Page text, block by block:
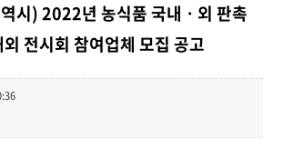
시) 2022년 농식품 국내ㆍ외 판촉
전시회 참여업체 모집 공고